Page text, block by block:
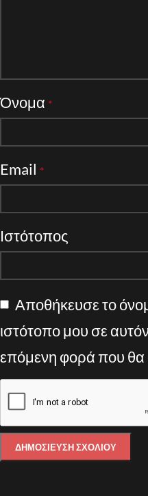
Όνομα *
Email *
Ιστότοπος
Αποθήκευσε το
ιστότοπο μου σε
επόμενη φορά που θα